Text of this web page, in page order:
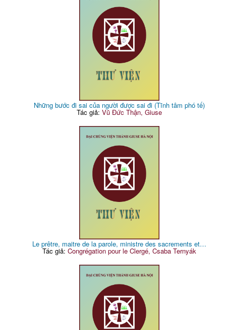
Những bước đi sai của người được sai đi (Tĩnh tâm phó tế)
Tác giả: Vũ Đức Thận, Giuse
Le prêtre, maitre de la parole, ministre des sacrements et…
Tác giả: Congrégation pour le Clergé, Csaba Ternyák